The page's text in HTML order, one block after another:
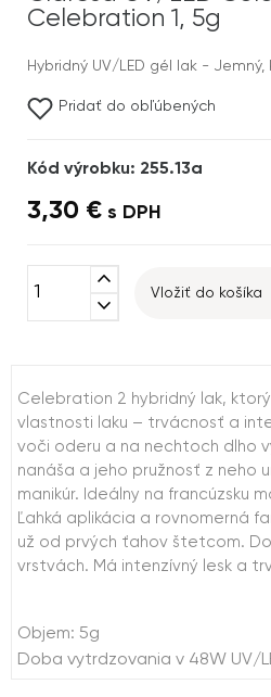
Celebration 1, 5g
Hybridný UV/LED gél lak -
Pridať do obľúbených
Kód výrobku: 255.13a
3,30 € s DPH
expand_less
expand_more
Vložiť do košíka
Celebration 2 hybridný lak,
vlastnosti laku – trvácnosť a
voči oderu a na nechtoch dlho
nanáša a jeho pružnosť z neho
manikúr. Ideálny na francúzsku
Ľahká aplikácia a rovnomerná
už od prvých ťahov štetcom.
vrstvách. Má intenzívný lesk a
Objem: 5g
Doba vytrdzovania v 48W UV/